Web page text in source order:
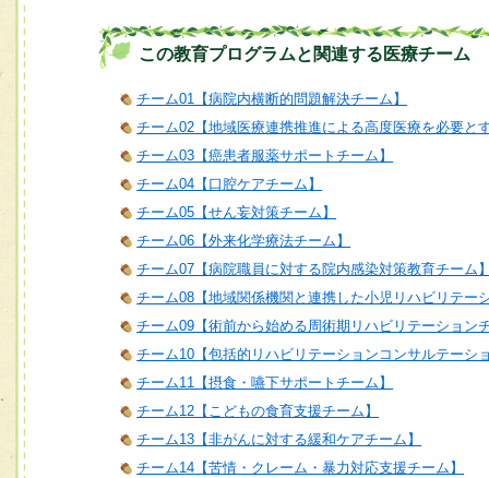
この教育プログラムと関連する医療チーム
チーム01【病院内横断的問題解決チーム】
チーム02【地域医療連携推進による高度医療を必要と
チーム03【癌患者服薬サポートチーム】
チーム04【口腔ケアチーム】
チーム05【せん妄対策チーム】
チーム06【外来化学療法チーム】
チーム07【病院職員に対する院内感染対策教育チーム
チーム08【地域関係機関と連携した小児リハビリテー
チーム09【術前から始める周術期リハビリテーション
チーム10【包括的リハビリテーションコンサルテーシ
チーム11【摂食・嚥下サポートチーム】
チーム12【こどもの食育支援チーム】
チーム13【非がんに対する緩和ケアチーム】
チーム14【苦情・クレーム・暴力対応支援チーム】